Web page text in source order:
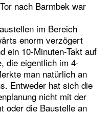
nach Barmbek war
im Bereich
enorm verzögert
ein 10-Minuten-Takt auf
die eigentlich im 4-
man natürlich an
Entweder hat sich die
nicht mit der
oder die Baustelle an